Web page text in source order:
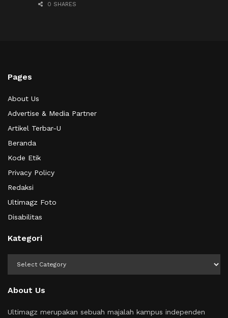
0 SHARES
Pages
About Us
Advertise & Media Partner
Artikel Terbar-U
Beranda
Kode Etik
Privacy Policy
Redaksi
Ultimagz Foto
Disabilitas
Kategori
About Us
Ultimagz merupakan sebuah majalah kampus independen